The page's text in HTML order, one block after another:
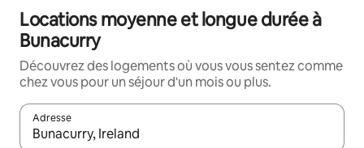
Locations moyenne et longue durée à
Bunacurry
Découvrez des logements où vous vous sentez comme
chez vous pour un séjour d'un mois ou plus.
Adresse
Lorsque les résultats s'affichent, utilisez les flèches vers le